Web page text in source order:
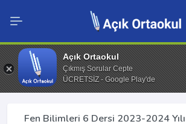
Açık Ortaokul
Çıkmış Sorular Cepte
ÜCRETSİZ - Google Play'de
Fen Bilimleri 6 Dersi 2023-2024